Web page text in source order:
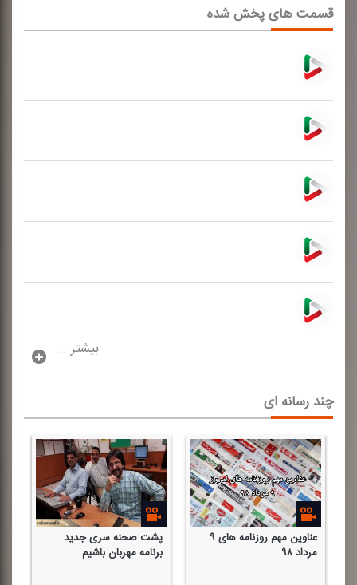
قسمت های پخش شده
بیشتر ...
چند رسانه ای
عناوین مهم روزنامه های ۹
مرداد ۹۸
پشت صحنه سری جدید
برنامه مهربان باشیم